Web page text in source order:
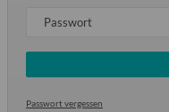
Passwort
Passwort vergessen